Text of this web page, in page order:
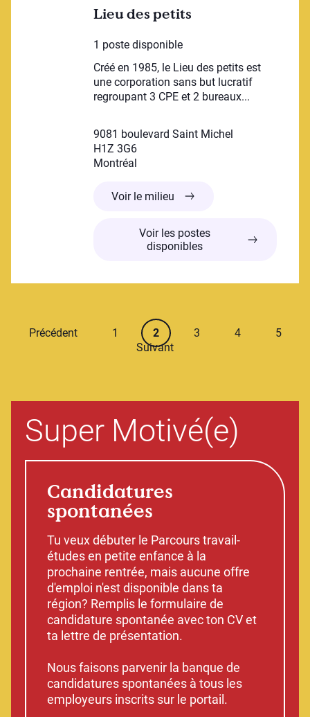
Lieu des petits
1 poste disponible
Créé en 1985, le Lieu des petits est
une corporation sans but lucratif
regroupant 3 CPE et 2 bureaux...
9081 boulevard Saint Michel
H1Z 3G6
Montréal
Voir le milieu Lieu des petits
Voir les postes
disponibles
Précédent Page numéro
1 Page courante
2 Page numéro
3 Page numéro
4 Page
5
Suivant
Super Motivé(e)
Candidatures
spontanées
Tu veux débuter le Parcours travail-
études en petite enfance à la
prochaine rentrée, mais aucune offre
d'emploi n'est disponible dans ta
région? Remplis le formulaire de
candidature spontanée avec ton CV et
ta lettre de présentation.
Nous faisons parvenir la banque de
candidatures spontanées à tous les
employeurs inscrits sur le portail.